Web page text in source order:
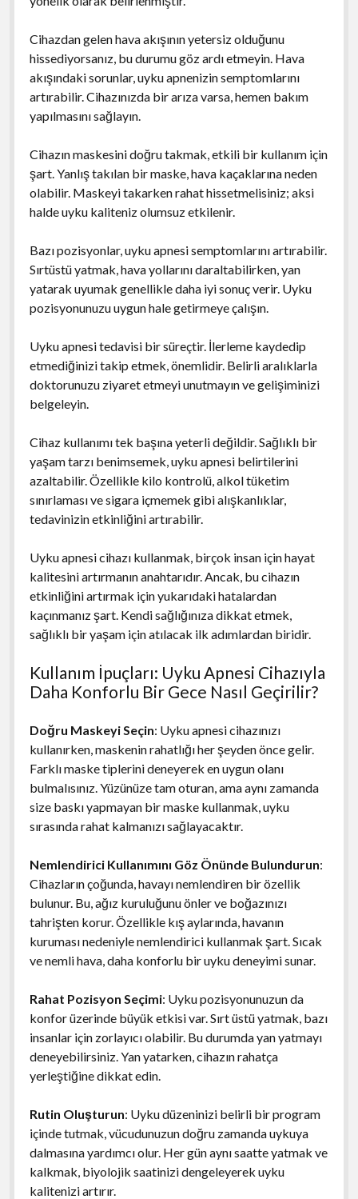
Cihazdan gelen hava akışının yetersiz olduğunu
hissediyorsanız, bu durumu göz ardı etmeyin. Hava
akışındaki sorunlar, uyku apnenizin semptomlarını
artırabilir. Cihazınızda bir arıza varsa, hemen bakım
yapılmasını sağlayın.
Cihazın maskesini doğru takmak, etkili bir kullanım için
şart. Yanlış takılan bir maske, hava kaçaklarına neden
olabilir. Maskeyi takarken rahat hissetmelisiniz; aksi
halde uyku kaliteniz olumsuz etkilenir.
Bazı pozisyonlar, uyku apnesi semptomlarını artırabilir.
Sırtüstü yatmak, hava yollarını daraltabilirken, yan
yatarak uyumak genellikle daha iyi sonuç verir. Uyku
pozisyonunuzu uygun hale getirmeye çalışın.
Uyku apnesi tedavisi bir süreçtir. İlerleme kaydedip
etmediğinizi takip etmek, önemlidir. Belirli aralıklarla
doktorunuzu ziyaret etmeyi unutmayın ve gelişiminizi
belgeleyin.
Cihaz kullanımı tek başına yeterli değildir. Sağlıklı bir
yaşam tarzı benimsemek, uyku apnesi belirtilerini
azaltabilir. Özellikle kilo kontrolü, alkol tüketim
sınırlaması ve sigara içmemek gibi alışkanlıklar,
tedavinizin etkinliğini artırabilir.
Uyku apnesi cihazı kullanmak, birçok insan için hayat
kalitesini artırmanın anahtarıdır. Ancak, bu cihazın
etkinliğini artırmak için yukarıdaki hatalardan
kaçınmanız şart. Kendi sağlığınıza dikkat etmek,
sağlıklı bir yaşam için atılacak ilk adımlardan biridir.
Kullanım İpuçları: Uyku Apnesi Cihazıyla
Daha Konforlu Bir Gece Nasıl Geçirilir?
Doğru Maskeyi Seçin: Uyku apnesi cihazınızı
kullanırken, maskenin rahatlığı her şeyden önce gelir.
Farklı maske tiplerini deneyerek en uygun olanı
bulmalısınız. Yüzünüze tam oturan, ama aynı zamanda
size baskı yapmayan bir maske kullanmak, uyku
sırasında rahat kalmanızı sağlayacaktır.
Nemlendirici Kullanımını Göz Önünde Bulundurun:
Cihazların çoğunda, havayı nemlendiren bir özellik
bulunur. Bu, ağız kuruluğunu önler ve boğazınızı
tahrişten korur. Özellikle kış aylarında, havanın
kuruması nedeniyle nemlendirici kullanmak şart. Sıcak
ve nemli hava, daha konforlu bir uyku deneyimi sunar.
Rahat Pozisyon Seçimi: Uyku pozisyonunuzun da
konfor üzerinde büyük etkisi var. Sırt üstü yatmak, bazı
insanlar için zorlayıcı olabilir. Bu durumda yan yatmayı
deneyebilirsiniz. Yan yatarken, cihazın rahatça
yerleştiğine dikkat edin.
Rutin Oluşturun: Uyku düzeninizi belirli bir program
içinde tutmak, vücudunuzun doğru zamanda uykuya
dalmasına yardımcı olur. Her gün aynı saatte yatmak ve
kalkmak, biyolojik saatinizi dengeleyerek uyku
kalitenizi artırır.